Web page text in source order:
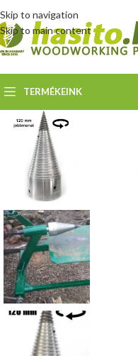
Skip to navigation
Skip to main content
TERMÉKEINK